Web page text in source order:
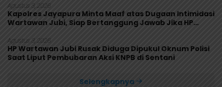
Agustus 3, 2026
Kapolres Jayapura Minta Maaf atas Dugaan Intimidasi
Wartawan Jubi, Siap Bertanggung Jawab Jika HP
Agustus 3, 2026
HP Wartawan Jubi Rusak Diduga Dipukul Oknum Polisi
Saat Liput Pembubaran Aksi KNPB di Sentani
Selengkapnya